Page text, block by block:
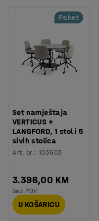
Paket
Set namještaja
VERTICUS +
LANGFORD, 1 stol i 5
sivih stolica
Art. br.:103503
3.396,00 KM
bez PDV
U KOŠARICU